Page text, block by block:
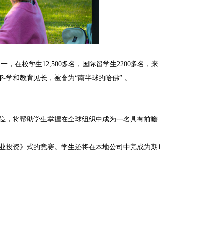
在校学生12,500多名，国际留学生2200多名，来
和教育见长，被誉为“南半球的哈佛” 。
将帮助学生掌握在全球组织中成为一名具有前瞻
资》式的竞赛。学生还将在本地公司中完成为期1